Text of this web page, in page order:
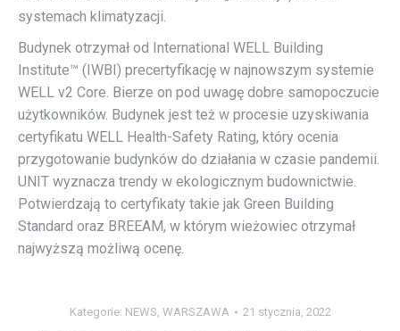
systemach klimatyzacji.
Budynek otrzymał od International WELL Building
Institute™ (IWBI) precertyfikację w najnowszym systemie
WELL v2 Core. Bierze on pod uwagę dobre samopoczucie
użytkowników. Budynek jest też w procesie uzyskiwania
certyfikatu WELL Health-Safety Rating, który ocenia
przygotowanie budynków do działania w czasie pandemii.
UNIT wyznacza trendy w ekologicznym budownictwie.
Potwierdzają to certyfikaty takie jak Green Building
Standard oraz BREEAM, w którym wieżowiec otrzymał
najwyższą możliwą ocenę.
Kategorie: NEWS, WARSZAWA 21 stycznia, 2022